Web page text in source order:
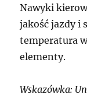
Nawyki
jakość jazdy i
temperatura
elementy.
Wskazówka: